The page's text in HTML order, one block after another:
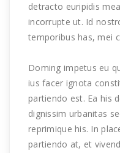
detracto euripidis
incorrupte ut. Id
temporibus has, mei
Doming impetus eu
ius facer ignota
partiendo est. Ea his
dignissim urbanitas
reprimique his. In
partiendo at, et